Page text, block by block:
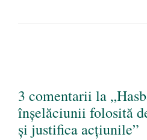
3 comentarii la
înșelăciunii folosită
și justifica acțiunile”